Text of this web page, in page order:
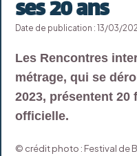
ses 20 ans
Date de publication : 13/03/
Les Rencontres
métrage, qui se
2023, présentent
officielle.
© crédit photo : Festival de